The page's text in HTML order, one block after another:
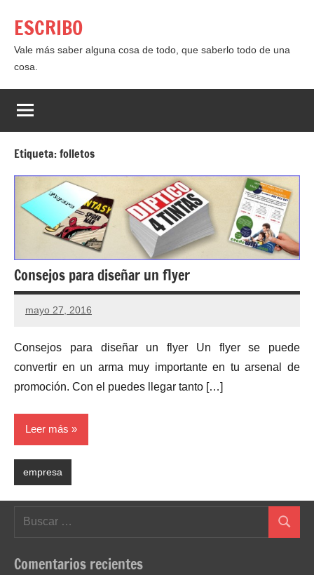
contenido
ESCRIBO
Vale más saber alguna cosa de todo, que saberlo todo de una
cosa.
Etiqueta:folletos
Consejos para diseñar un flyer
mayo 27, 2016
Consejos para diseñar un flyer Un flyer se puede
convertir en un arma muy importante en tu arsenal de
promoción. Con el puedes llegar tanto […]
Leer más
empresa
Buscar
Comentarios recientes